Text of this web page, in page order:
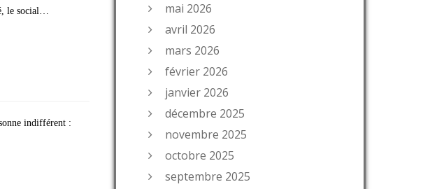
le social…
indifférent :
mai 2026
avril 2026
mars 2026
février 2026
janvier 2026
décembre 2025
novembre 2025
octobre 2025
septembre 2025